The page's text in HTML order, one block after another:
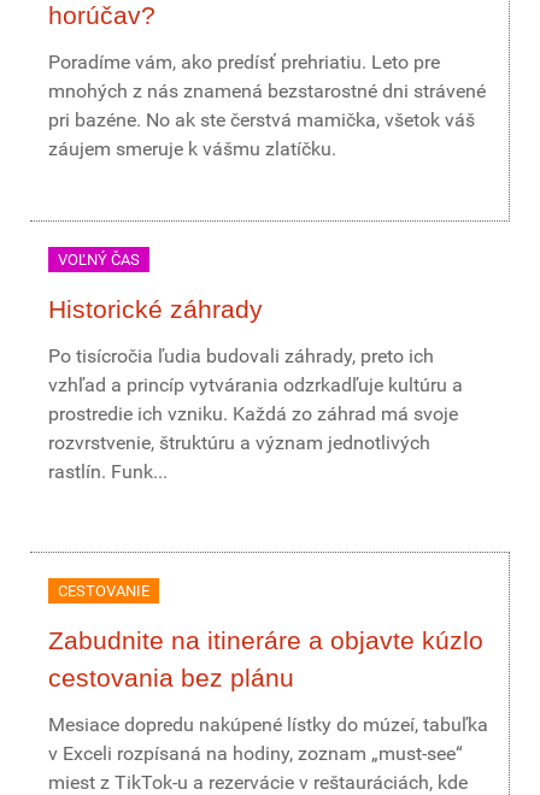
horúčav?
Poradíme vám, ako predísť prehriatiu. Leto pre
mnohých z nás znamená bezstarostné dni strávené
pri bazéne. No ak ste čerstvá mamička, všetok váš
záujem smeruje k vášmu zlatíčku.
VOĽNÝ ČAS
Historické záhrady
Po tisícročia ľudia budovali záhrady, preto ich
vzhľad a princíp vytvárania odzrkadľuje kultúru a
prostredie ich vzniku. Každá zo záhrad má svoje
rozvrstvenie, štruktúru a význam jednotlivých
rastlín. Funk...
CESTOVANIE
Zabudnite na itineráre a objavte kúzlo
cestovania bez plánu
Mesiace dopredu nakúpené lístky do múzeí, tabuľka
v Exceli rozpísaná na hodiny, zoznam „must-see“
miest z TikTok-u a rezervácie v reštauráciách, kde